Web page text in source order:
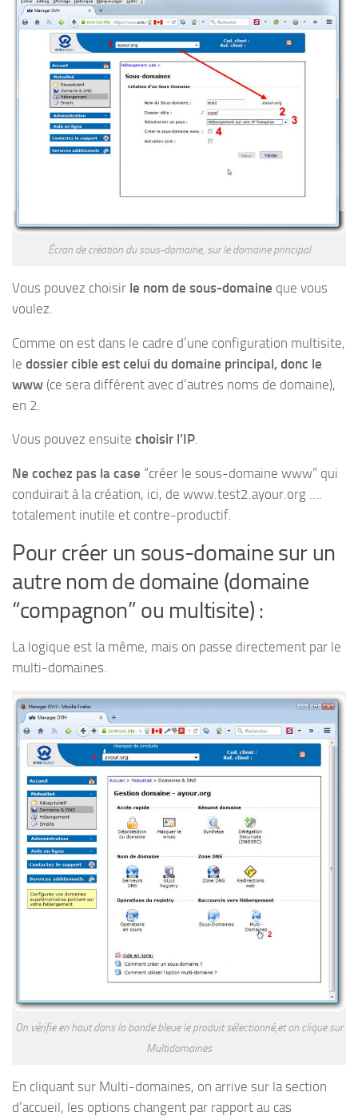
Écran de création du sous-domaine, sur le domaine principal
Vous pouvez choisir le nom de sous-domaine que vous
voulez.
Comme on est dans le cadre d’une configuration multisite,
le dossier cible est celui du domaine principal, donc le
www (ce sera différent avec d’autres noms de domaine),
en 2.
Vous pouvez ensuite choisir l’IP.
Ne cochez pas la case “créer le sous-domaine www” qui
conduirait à la création, ici, de www.test2.ayour.org ….
totalement inutile et contre-productif.
Pour créer un sous-domaine sur un
autre nom de domaine (domaine
“compagnon” ou multisite) :
La logique est la même, mais on passe directement par le
multi-domaines.
On vérifie en haut dans la bande bleue le produit sélectionné,et on clique sur
Multidomaines
En cliquant sur Multi-domaines, on arrive sur la section
d’accueil, les options changent par rapport au cas